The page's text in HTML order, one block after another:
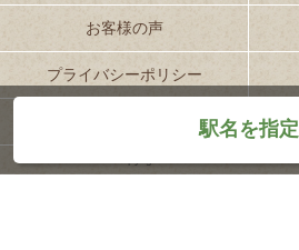
お客様の声
プライバシーポリシー
お問い合わせ
駅名を指定